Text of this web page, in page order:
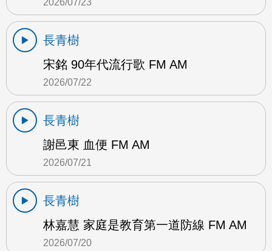
2026/07/23
長青樹
宋銘 90年代流行歌 FM AM
2026/07/22
長青樹
謝邑東 血便 FM AM
2026/07/21
長青樹
林嘉慧 家庭是教育第一道防線 FM AM
2026/07/20